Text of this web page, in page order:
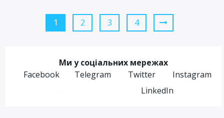
1 2 3 4
Ми у соціальних мережах
Facebook
Telegram Twitter
Instagram
LinkedIn